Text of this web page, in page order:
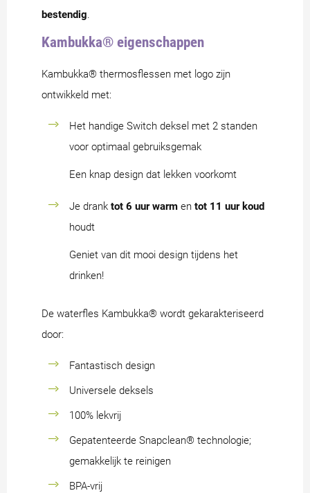
bestendig.
Kambukka® eigenschappen
Kambukka® thermosflessen met logo zijn
ontwikkeld met:
Het handige Switch deksel met 2 standen
voor optimaal gebruiksgemak
Een knap design dat lekken voorkomt
Je drank tot 6 uur warm en tot 11 uur koud
houdt
Geniet van dit mooi design tijdens het
drinken!
De waterfles Kambukka® wordt gekarakteriseerd
door:
Fantastisch design
Universele deksels
100% lekvrij
Gepatenteerde Snapclean® technologie;
gemakkelijk te reinigen
BPA-vrij